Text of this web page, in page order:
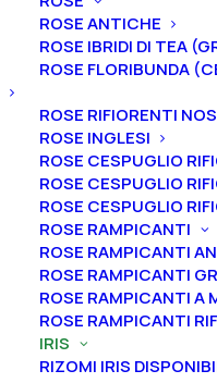
ROSE ANTICHE
ROSE IBRIDI DI TEA
ROSE FLORIBUNDA
ROSE RIFIORENTI
ROSE INGLESI
ROSE CESPUGLIO
ROSE CESPUGLIO
ROSE CESPUGLIO
ROSE RAMPICANTI
ROSE RAMPICANTI
ROSE RAMPICANTI
ROSE RAMPICANTI A
ROSE RAMPICANTI
IRIS
RIZOMI IRIS
Home Iris Iris
Iris germanica “Cosmic
Iris
Melody”
From8,00€
L’iris germanica
nella parte esterna,
intenso al centro, ali
sovrapposizione di